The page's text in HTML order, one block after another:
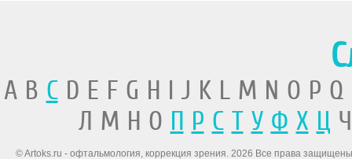
A B CD E F G H I J K L M N O P
Л М Н О П Р С Т У Ф Х Ц
© Artoks.ru - офтальмология, коррекция зрения. 2026 Все права